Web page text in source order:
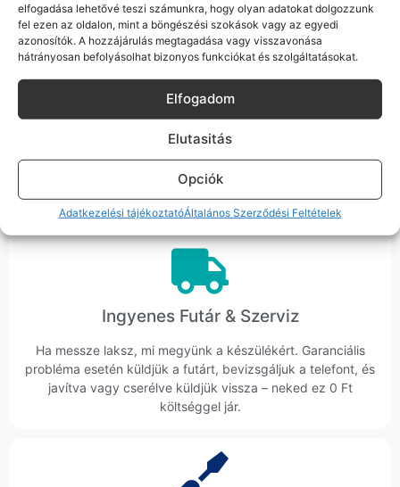
elfogadása lehetővé teszi számunkra, hogy olyan adatokat dolgozzunk
fel ezen az oldalon, mint a böngészési szokások vagy az egyedi
azonosítók. A hozzájárulás megtagadása vagy visszavonása
hátrányosan befolyásolhat bizonyos funkciókat és szolgáltatásokat.
Elfogadom
Elutasitás
Opciók
Adatkezelési tájékoztatóÁltalános Szerződési Feltételek
Korrekt Ügyintézés
Hibázni emberi dolog, de a felelősségvállalás nálunk alap.
Ha ritkán előfordul egy hiba, nem kifogásokat keresünk,
hanem megoldást. Szakértő kollégáink azonnal kézbe
veszik az ügyedet.
Ingyenes Futár & Szerviz
Ha messze laksz, mi megyünk a készülékért. Garanciális
probléma esetén küldjük a futárt, bevizsgáljuk a telefont, és
javítva vagy cserélve küldjük vissza – neked ez 0 Ft
költséggel jár.